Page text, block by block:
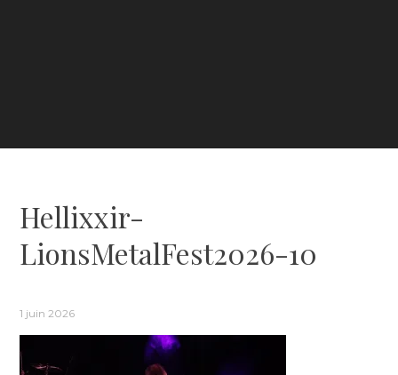
Hellixxir-
LionsMetalFest2026-10
1 juin 2026